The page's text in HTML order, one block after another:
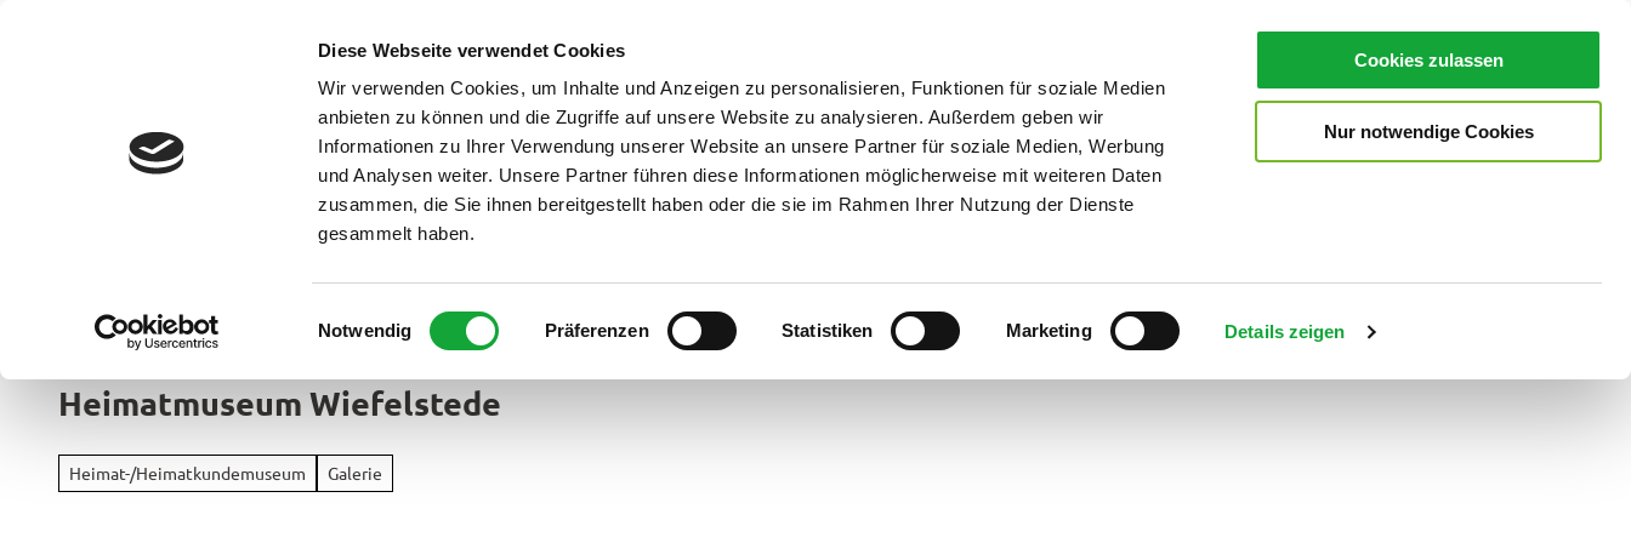
Diese Webseite verwendet Cookies
Wir verwenden Cookies, um Inhalte und Anzeigen zu personalisieren, Funktionen für soziale Medien
anbieten zu können und die Zugriffe auf unsere Website zu analysieren. Außerdem geben wir
Informationen zu Ihrer Verwendung unserer Website an unsere Partner für soziale Medien, Werbung
und Analysen weiter. Unsere Partner führen diese Informationen möglicherweise mit weiteren Daten
zusammen, die Sie ihnen bereitgestellt haben oder die sie im Rahmen Ihrer Nutzung der Dienste
gesammelt haben.
i
w
l
l
Notwendig Präferenzen Statistiken Marketing Details zeigen
Cookies zulassen
Nur notwendige Cookies
Region &
Urlaubsorte
Urlaubsorte
Heimatmuseum Wiefelstede
Heimat-/Heimatkundemuseum Galerie